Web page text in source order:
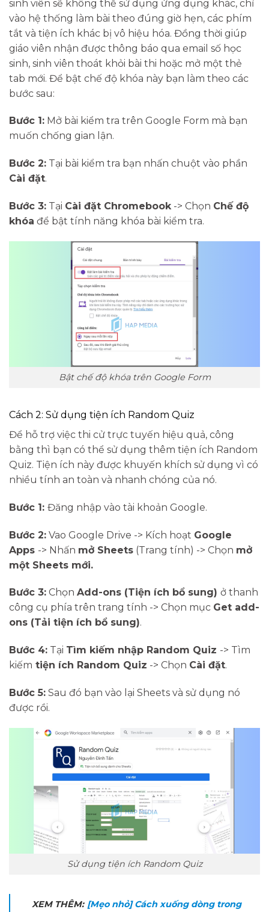
sinh viên sẽ không thể sử dụng ứng dụng khác, chỉ
vào hệ thống làm bài theo đúng giờ hẹn, các phím
tắt và tiện ích khác bị vô hiệu hóa. Đồng thời giúp
giáo viên nhận được thông báo qua email số học
sinh, sinh viên thoát khỏi bài thi hoặc mở một thẻ
tab mới. Để bật chế độ khóa này bạn làm theo các
bước sau:
Bước 1: Mở bài kiểm tra trên Google Form mà bạn
muốn chống gian lận.
Bước 2: Tại bài kiểm tra bạn nhấn chuột vào phần
Cài đặt.
Bước 3: Tại Cài đặt Chromebook-> Chọn Chế độ
khóa để bật tính năng khóa bài kiểm tra.
Bật chế độ khóa trên Google Form
Cách 2: Sử dụng tiện ích Random Quiz
Để hỗ trợ việc thi cử trực tuyến hiệu quả, công
bằng thì bạn có thể sử dụng thêm tiện ích Random
Quiz. Tiện ích này được khuyến khích sử dụng vì có
nhiều tính an toàn và nhanh chóng của nó.
Bước 1: Đăng nhập vào tài khoản Google.
Bước 2: Vao Google Drive -> Kích hoạt Google
Apps -> Nhấn mở Sheets (Trang tính) -> Chọn mở
một Sheets mới.
Bước 3: Chọn Add-ons (Tiện ích bổ sung) ở thanh
công cụ phía trên trang tính -> Chọn mục Get add-
ons (Tải tiện ích bổ sung).
Bước 4: Tại Tìm kiếm nhập Random Quiz -> Tìm
kiếm tiện ích Random Quiz -> Chọn Cài đặt.
Bước 5: Sau đó bạn vào lại Sheets và sử dụng nó
được rồi.
Sử dụng tiện ích Random Quiz
XEM THÊM: [Mẹo nhỏ] Cách xuống dòng trong